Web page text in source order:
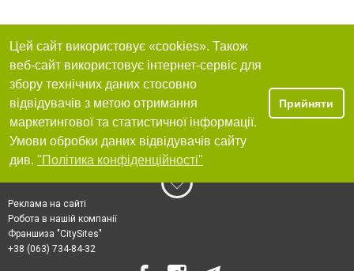
Цей сайт використовує «cookies». Також
веб-сайт використовує інтернет-сервіс для
збору технічних даних стосовно
відвідувачів з метою отримання
маркетингової та статистичної інформації.
Умови обробки даних відвідувачів сайту
див. "Політика конфіденційності"
Прийняти
Реклама на сайті
Робота в нашій компанії
Франшиза "CitySites"
+38 (063) 734-84-32